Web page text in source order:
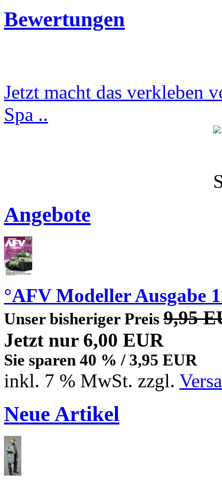
Bewertungen
Jetzt macht das verkleben
Spa ..
Angebote
°AFV Modeller Ausgabe
Unser bisheriger Preis 9,95
Jetzt nur 6,00 EUR
Sie sparen 40 % / 3,95 EUR
inkl. 7 % MwSt. zzgl.
Neue Artikel